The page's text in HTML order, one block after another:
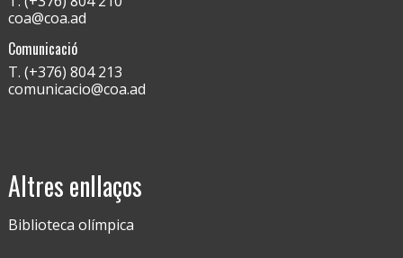
coa@coa.ad
Comunicació
T. (+376) 804 213
comunicacio@coa.ad
Altres enllaços
Biblioteca olímpica